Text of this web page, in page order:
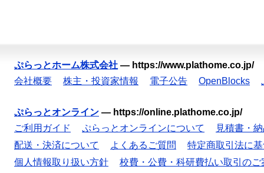
ぷらっとホーム株式会社 — https://www.plathome.co.jp/
会社概要
株主・投資家情報 電子公告 OpenBlocks
ぷらっとオンライン — https://online.plathome.co.jp/
ご利用ガイド
ぷらっとオンラインについて
見積書・
配送・決済について
よくあるご質問
特定商取引法に
個人情報取り扱い方針
校費・公費・科研費払い取引のご